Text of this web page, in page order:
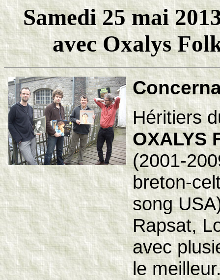
Samedi 25 mai
avec Oxalys
Héritiers
OXALYS
(2001-
breton-
song
Rapsat,
avec
le